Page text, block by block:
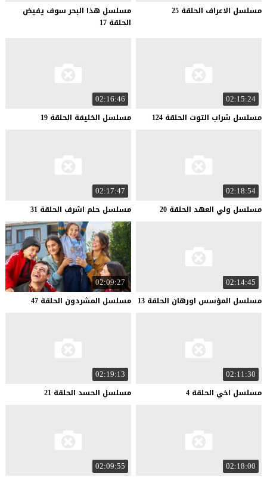
مسلسل الاعراف الحلقة 25
مسلسل هذا البحر سوف يفيض
الحلقة 17
02:15:24
مسلسل شراب التوت الحلقة 124
02:16:46
مسلسل الخليفة الحلقة 19
02:18:54
مسلسل ولي العهد الحلقة 20
02:17:47
مسلسل حلم اشرف الحلقة 31
02:14:45
مسلسل المؤسس اورهان الحلقة 13
02:09:27
مسلسل المشردون الحلقة 47
02:11:30
مسلسل اخي الحلقة 4
02:19:13
مسلسل الحسد الحلقة 21
02:18:00
02:09:55